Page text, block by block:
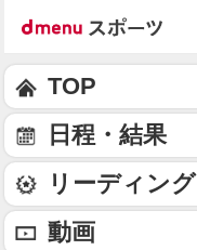
TOP
日程・結果
リーディング
動画